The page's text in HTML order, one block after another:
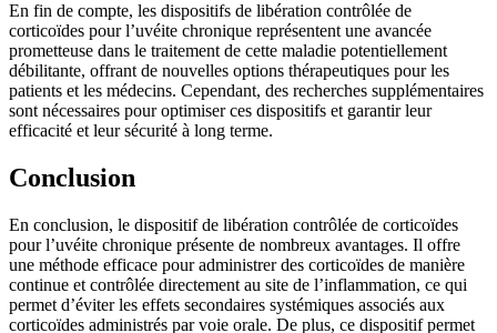
En fin de compte, les dispositifs de libération contrôlée de
corticoïdes pour l’uvéite chronique représentent une avancée
prometteuse dans le traitement de cette maladie potentiellement
débilitante, offrant de nouvelles options thérapeutiques pour les
patients et les médecins. Cependant, des recherches supplémentaires
sont nécessaires pour optimiser ces dispositifs et garantir leur
efficacité et leur sécurité à long terme.
Conclusion
En conclusion, le dispositif de libération contrôlée de corticoïdes
pour l’uvéite chronique présente de nombreux avantages. Il offre
une méthode efficace pour administrer des corticoïdes de manière
continue et contrôlée directement au site de l’inflammation, ce qui
permet d’éviter les effets secondaires systémiques associés aux
corticoïdes administrés par voie orale. De plus, ce dispositif permet